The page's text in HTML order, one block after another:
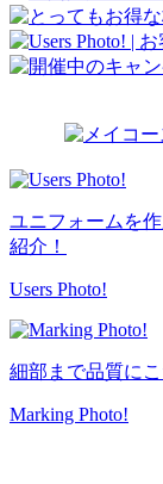
ユニフォームを
紹介！
Users Photo!
細部まで品質に
Marking Photo!